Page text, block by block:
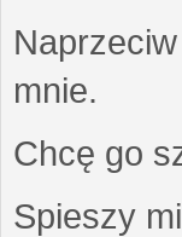
mnie.
Chcę go
Spieszy